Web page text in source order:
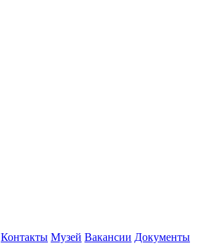
Контакты Музей Вакансии Документы